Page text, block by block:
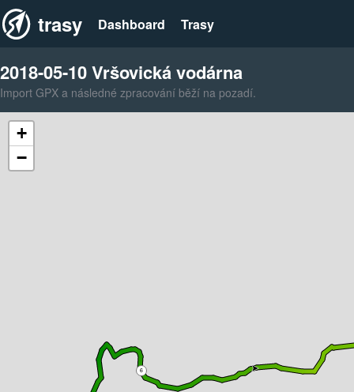
trasy Dashboard Trasy
2018-05-10 Vršovická vodárna
Import GPX a následné zpracování běží na pozadí.
6
+
−